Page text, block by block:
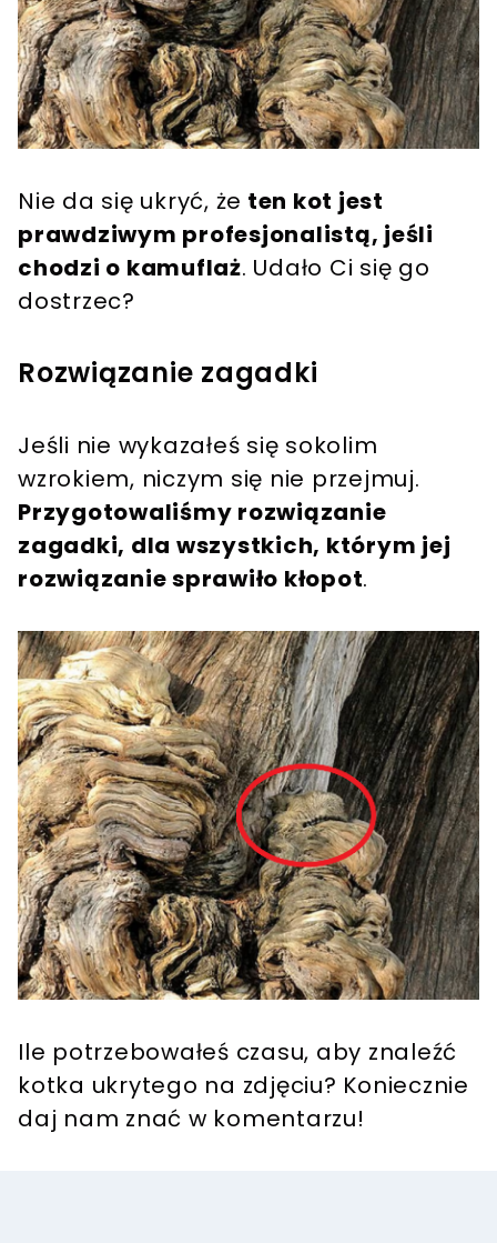
Nie da się ukryć, że ten kot jest
prawdziwym profesjonalistą, jeśli
chodzi o kamuflaż. Udało Ci się go
dostrzec?
Rozwiązanie zagadki
Jeśli nie wykazałeś się sokolim
wzrokiem, niczym się nie przejmuj.
Przygotowaliśmy rozwiązanie
zagadki, dla wszystkich, którym jej
rozwiązanie sprawiło kłopot.
Ile potrzebowałeś czasu, aby znaleźć
kotka ukrytego na zdjęciu? Koniecznie
daj nam znać w komentarzu!